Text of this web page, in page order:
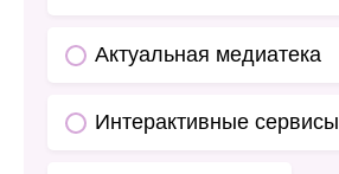
Актуальная медиатека
Интерактивные сервисы